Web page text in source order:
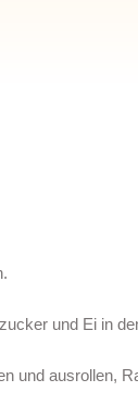
und Ei in
und ausrollen,